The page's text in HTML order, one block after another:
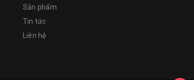
Sản phẩm
Tin tức
Liên hệ